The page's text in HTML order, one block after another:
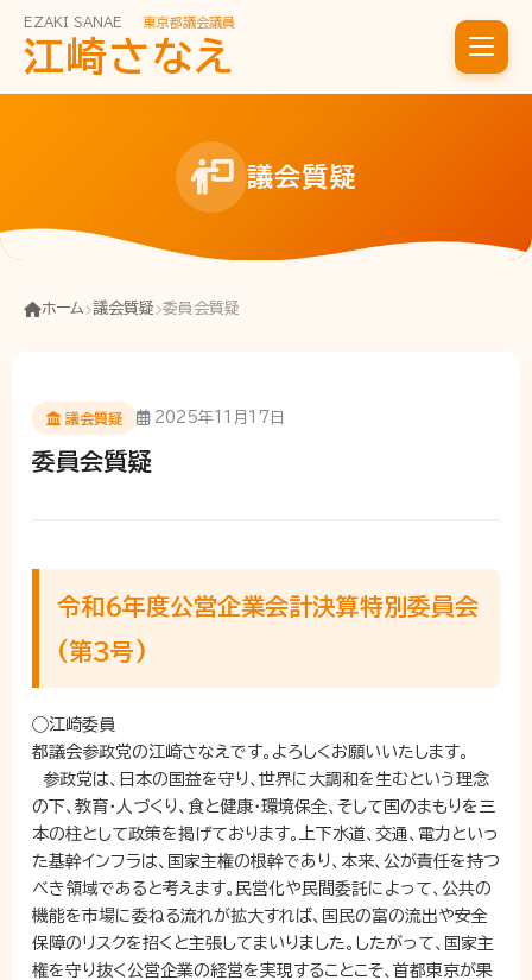
EZAKI SANAE 東京都議会議員
江崎さなえ
議会質疑
ホーム 議会質疑 委員会質疑
議会質疑 2025年11月17日
委員会質疑
令和６年度公営企業会計決算特別委員会
(第３号)
◯江崎委員
都議会参政党の江崎さなえです。よろしくお願いいたします。
参政党は、日本の国益を守り、世界に大調和を生むという理念
の下、教育・人づくり、食と健康・環境保全、そして国のまもりを三
本の柱として政策を掲げております。上下水道、交通、電力といっ
た基幹インフラは、国家主権の根幹であり、本来、公が責任を持つ
べき領域であると考えます。民営化や民間委託によって、公共の
機能を市場に委ねる流れが拡大すれば、国民の富の流出や安全
保障のリスクを招くと主張してまいりました。したがって、国家主
権を守り抜く公営企業の経営を実現することこそ、首都東京が果